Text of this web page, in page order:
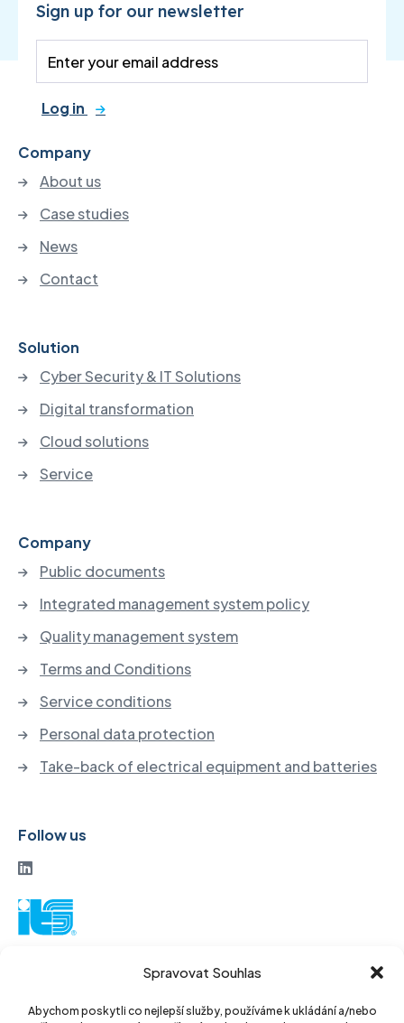
Spravovat Souhlas
Abychom poskytli co nejlepší služby, používáme k ukládání a/nebo
Sign up for our newsletter
Log in
Company
About us
Case studies
News
Contact
Solution
Cyber Security & IT Solutions
Digital transformation
Cloud solutions
Service
Company
Public documents
Integrated management system policy
Quality management system
Terms and Conditions
Service conditions
Personal data protection
Take-back of electrical equipment and batteries
Follow us
130 52 Prague3